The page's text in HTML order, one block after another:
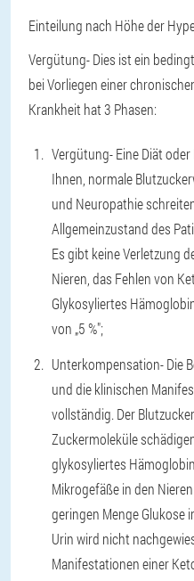
Einteilung nach Höhe der
Vergütung- Dies ist ein
bei Vorliegen einer
Krankheit hat 3 Phasen:
Vergütung- Eine Diät
Ihnen, normale
und Neuropathie
Allgemeinzustand des
Es gibt keine Verletzung
Nieren, das Fehlen von
Glykosyliertes
von „5 %";
Unterkompensation- Die
und die klinischen
vollständig. Der
Zuckermoleküle
glykosyliertes
Mikrogefäße in den
geringen Menge Glukose
Urin wird nicht
Manifestationen einer